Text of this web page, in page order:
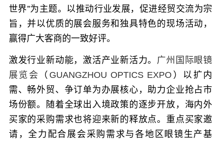
世界”为主题。以推动行业发展，促进经贸交流为宗
旨，并以优质的展会服务和独具特色的现场活动，
赢得广大客商的一致好评。
激发行业新动能，激活产业新活力。 广州国际眼镜
展览会
（ GUANGZHOU OPTICS EXPO ） 以扩内
需、畅外贸、争订单为办展核心，助力企业抢占市
场份额。随着全球出入境政策的逐步开放，海内外
买家的采购需求也将迎来新的释放点。重点买家邀
请，全力配合展会采购需求与各地区眼镜生产基